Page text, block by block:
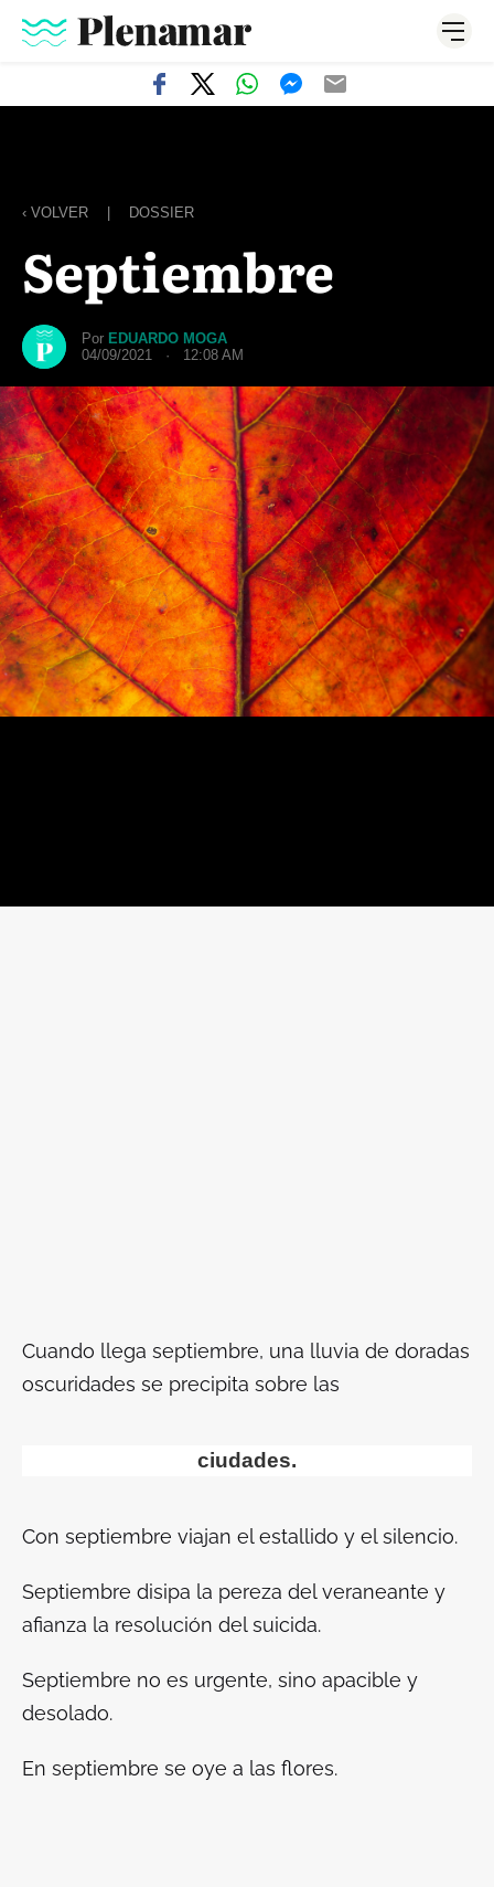
‹ VOLVER DOSSIER
Septiembre
Por EDUARDO MOGA
04/09/2021 · 12:08 AM
Cuando llega septiembre, una lluvia de doradas
oscuridades se precipita sobre las
ciudades.
Con septiembre viajan el estallido y el silencio.
Septiembre disipa la pereza del veraneante y
afianza la resolución del suicida.
Septiembre no es urgente, sino apacible y
desolado.
En septiembre se oye a las flores.